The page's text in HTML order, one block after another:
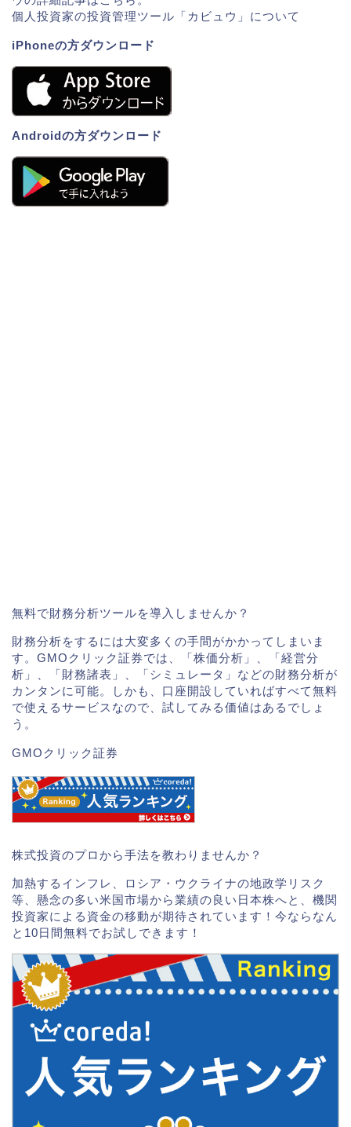
個人投資家の投資管理ツール「カビュウ」について
iPhoneの方ダウンロード
Androidの方ダウンロード
無料で財務分析ツールを導入しませんか？
財務分析をするには大変多くの手間がかかってしまいま
す。GMOクリック証券では、「株価分析」、「経営分
析」、「財務諸表」、「シミュレータ」などの財務分析が
カンタンに可能。しかも、口座開設していればすべて無料
で使えるサービスなので、試してみる価値はあるでしょ
う。
GMOクリック証券
株式投資のプロから手法を教わりませんか？
加熱するインフレ、ロシア・ウクライナの地政学リスク
等、懸念の多い米国市場から業績の良い日本株へと、機関
投資家による資金の移動が期待されています！今ならなん
と10日間無料でお試しできます！